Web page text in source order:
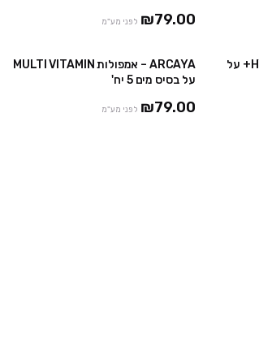
₪79.00 לפני מע"מ
ARCAYA – אמפולות HYALURON+ על
ARCAYA – אמפולות MULTI VITAMIN
על בסיס מים 5 יח'
₪79.00 לפני מע"מ